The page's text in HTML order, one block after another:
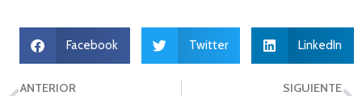
Facebook Twitter LinkedIn
ANTERIOR SIGUIENTE